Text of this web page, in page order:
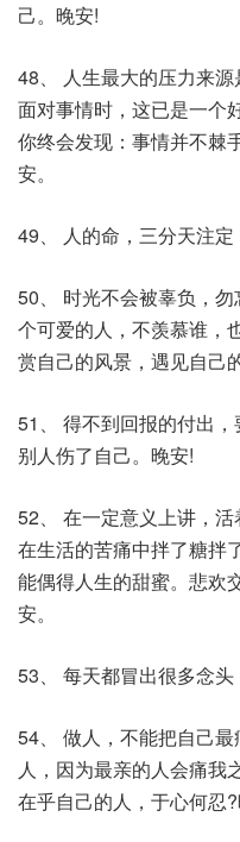
己。晚安!
48、 人生最大的压力来
面对事情时，这已是一个
你终会发现：事情并不棘
安。
49、 人的命，三分天注
50、 时光不会被辜负，
个可爱的人，不羡慕谁，
赏自己的风景，遇见自己
51、 得不到回报的付出
别人伤了自己。晚安!
52、 在一定意义上讲，
在生活的苦痛中拌了糖拌
能偶得人生的甜蜜。悲欢
安。
53、 每天都冒出很多念
54、 做人，不能把自己
人，因为最亲的人会痛我
在乎自己的人，于心何忍